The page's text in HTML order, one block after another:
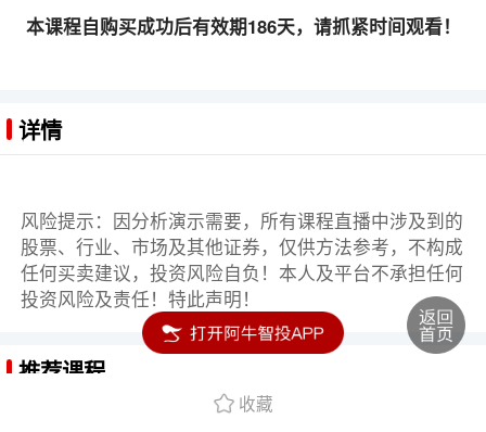
本课程自购买成功后有效期186天，请抓紧时间观看！
详情
风险提示：因分析演示需要，所有课程直播中涉及到的
股票、行业、市场及其他证券，仅供方法参考，不构成
任何买卖建议，投资风险自负！本人及平台不承担任何
投资风险及责任！特此声明！
推荐课程
收藏